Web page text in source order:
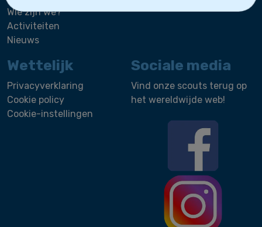
Wie zijn we?
Activiteiten
Nieuws
Wettelijk
Privacyverklaring
Cookie policy
Cookie-instellingen
Sociale media
Vind onze scouts terug op
het wereldwijde web!